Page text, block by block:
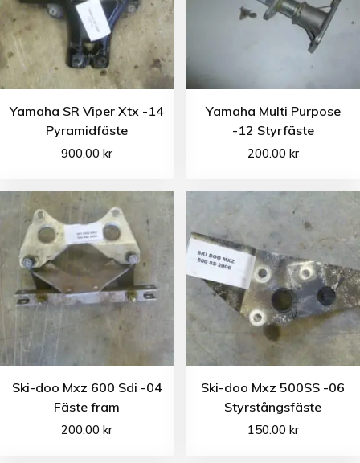
Yamaha SR Viper Xtx -14
Pyramidfäste
900.00kr
Yamaha Multi Purpose
-12 Styrfäste
200.00 kr
Ski-doo Mxz 600 Sdi -04
Fäste fram
200.00kr
Ski-doo Mxz 500SS -06
Styrstångsfäste
150.00 kr